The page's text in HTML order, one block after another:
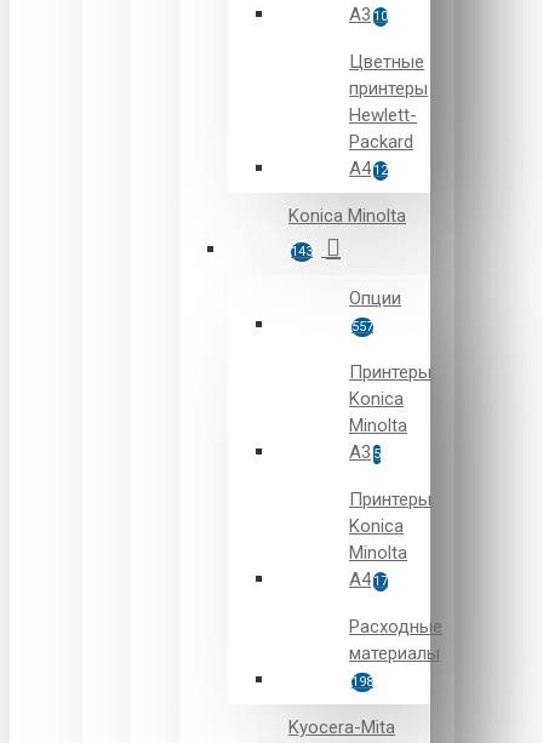
A3 10
Цветные
принтеры
Hewlett-
Packard
А412
Konica Minolta
143
Опции
557
Принтеры
Konica
Minolta
A3 5
Принтеры
Konica
Minolta
A417
Расходные
материалы
198
Kyocera-Mita